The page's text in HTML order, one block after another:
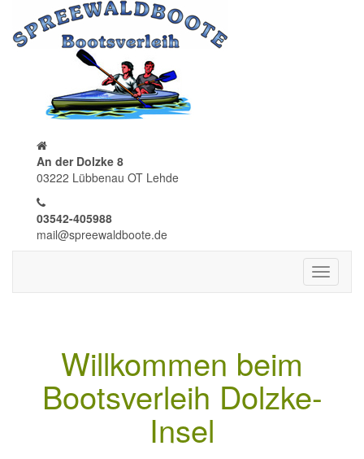
An der Dolzke 8
03222 Lübbenau OT Lehde
03542-405988
mail@spreewaldboote.de
Toggle
Willkommen beim
Bootsverleih Dolzke-
Insel